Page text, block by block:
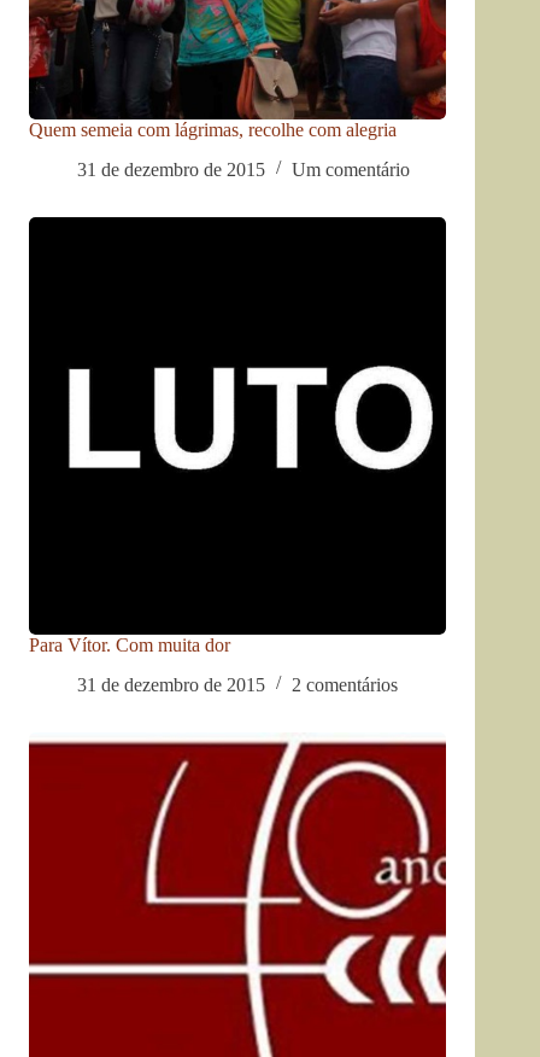
Quem semeia com lágrimas, recolhe com alegria
31 de dezembro de 2015
Um comentário
Para Vítor. Com muita dor
31 de dezembro de 2015
2 comentários